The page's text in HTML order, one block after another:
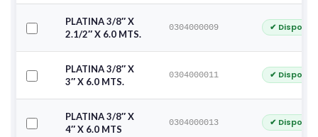
PLATINA 3/8″ X
2.1/2″ X 6.0 MTS.
0304000009 ✔
PLATINA 3/8″ X
3″ X 6.0 MTS.
0304000011 ✔
PLATINA 3/8″ X
4″ X 6.0 MTS
0304000013 ✔